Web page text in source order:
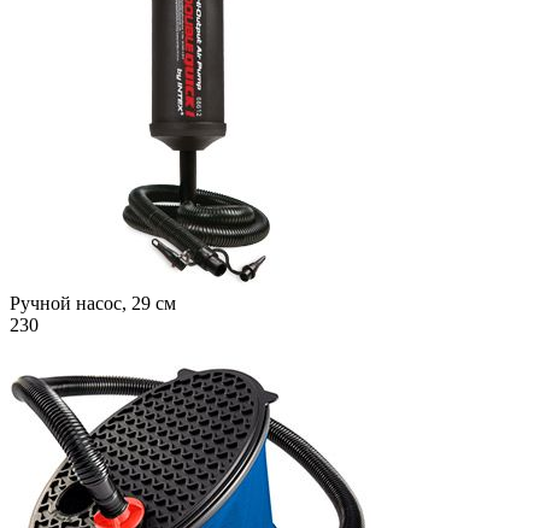
Ручной насос, 29 см
230